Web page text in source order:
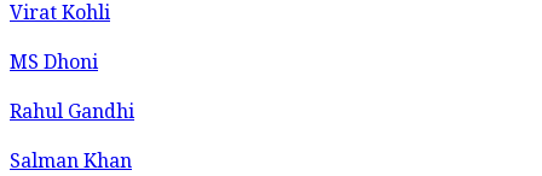
Virat Kohli
MS Dhoni
Rahul Gandhi
Salman Khan